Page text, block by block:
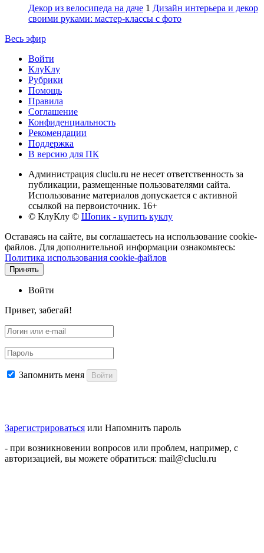
Декор из велосипеда на даче 1 Дизайн интерьера и декор
своими руками: мастер-классы с фото
Весь эфир
Войти
КлуКлу
Рубрики
Помощь
Правила
Соглашение
Конфиденциальность
Рекомендации
Поддержка
В версию для ПК
Администрация cluclu.ru не несет ответственность за
публикации, размещенные пользователями сайта.
Использование материалов допускается с активной
ссылкой на первоисточник. 16+
© КлуКлу © Шопик - купить куклу
Оставаясь на сайте, вы соглашаетесь на использование cookie-
файлов. Для дополнительной информации ознакомьтесь:
Политика использования cookie-файлов
Принять
Войти
Привет, забегай!
Запомнить меня Войти
Зарегистрироваться или Напомнить пароль
- при возникновении вопросов или проблем, например, с
авторизацией, вы можете обратиться: mail@cluclu.ru